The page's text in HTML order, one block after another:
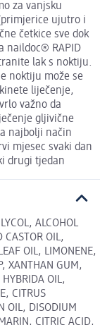
za vanjsku
ujutro i
četkice sve dok
naildoc® RAPID
lak s noktiju.
noktiju može se
liječenje,
važno da
gljivične
najbolji način
mjesec svaki dan
drugi tjedan
ALCOHOL
CASTOR OIL,
OIL, LIMONENE,
XANTHAN GUM,
HYBRIDA OIL,
CITRUS
OIL, DISODIUM
CITRIC ACID,